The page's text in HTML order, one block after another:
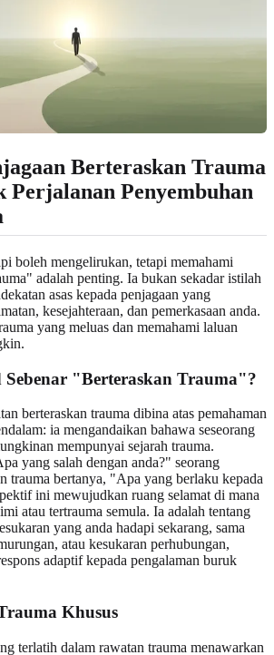
Berteraskan Trauma
Perjalanan Penyembuhan
boleh mengelirukan, tetapi memahami
adalah penting. Ia bukan sekadar istilah
asas kepada penjagaan yang
kesejahteraan, dan pemerkasaan anda.
yang meluas dan memahami laluan
"Berteraskan Trauma"?
berteraskan trauma dibina atas pemahaman
ia mengandaikan bahawa seseorang
mempunyai sejarah trauma.
yang salah dengan anda?" seorang
trauma bertanya, "Apa yang berlaku kepada
ini mewujudkan ruang selamat di mana
atau tertrauma semula. Ia adalah tentang
yang anda hadapi sekarang, sama
atau kesukaran perhubungan,
adaptif kepada pengalaman buruk
Khusus
terlatih dalam rawatan trauma menawarkan